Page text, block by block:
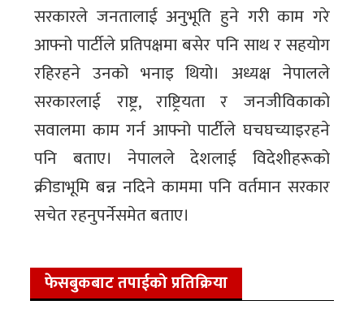
सरकारले जनतालाई अनुभूति हुने गरी काम गरे
आफ्नो पार्टीले प्रतिपक्षमा बसेर पनि साथ र सहयोग
रहिरहने उनको भनाइ थियो। अध्यक्ष नेपालले
सरकारलाई राष्ट्र, राष्ट्रियता र जनजीविकाको
सवालमा काम गर्न आफ्नो पार्टीले घचघच्याइरहने
पनि बताए। नेपालले देशलाई विदेशीहरूको
क्रीडाभूमि बन्न नदिने काममा पनि वर्तमान सरकार
सचेत रहनुपर्नेसमेत बताए।
फेसबुकबाट तपाईको प्रतिक्रिया